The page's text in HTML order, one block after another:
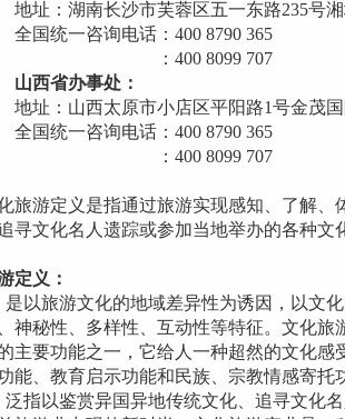
湖南长沙市芙蓉区五一东路235号湘
一咨询电话：400 8790 365
8099 707
省办事处：
山西太原市小店区平阳路1号金茂国
一咨询电话：400 8790 365
8099 707
游定义是指通过旅游实现感知、了解、
寻文化名人遗踪或参加当地举办的各种文
定义：
旅游文化的地域差异性为诱因，以文化
神秘性、多样性、互动性等特征。文化
主要功能之一，它给人一种超然的文化
能、教育启示功能和民族、宗教情感寄托
以鉴赏异国异地传统文化、追寻文化名